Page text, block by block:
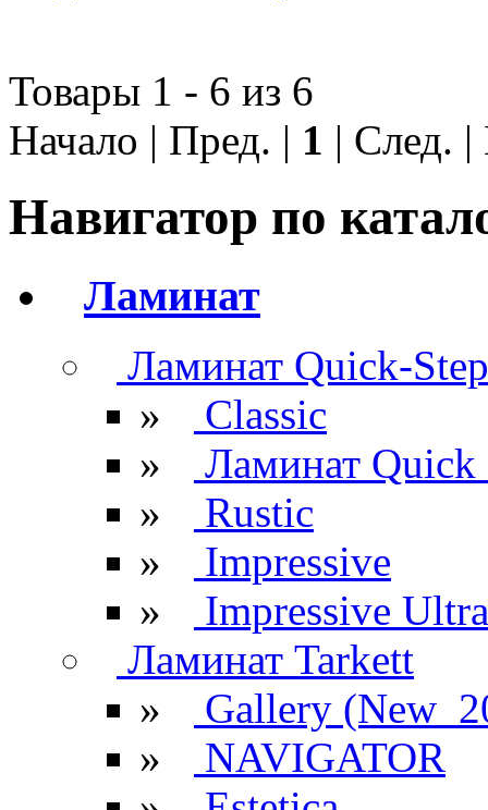
Товары 1 - 6 из 6
Начало | Пред. | 1 | След.
Навигатор по
Ламинат
Ламинат Quick-Step
»
Classic
»
Ламинат Quick
»
Rustic
»
Impressive
»
Impressive Ultra
Ламинат Tarkett
»
Gallery
»
NAVIGATOR